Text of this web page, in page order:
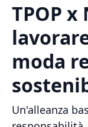
TPOP
moda
Un'alleanza